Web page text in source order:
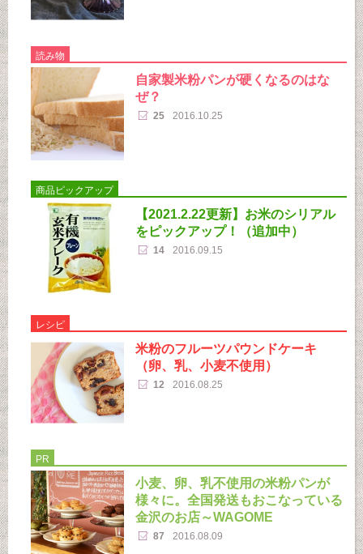
読み物
自家製米粉パンが硬くなるのはな
ぜ？
25 2016.10.25
商品ピックアップ
【2021.2.22更新】お米のシリアル
をピックアップ！（追加中）
14 2016.09.15
レシピ
米粉のフルーツパウンドケーキ
（卵、乳、小麦不使用）
12 2016.08.25
PR
小麦、卵、乳不使用の米粉パンが
様々に。全国発送もおこなっている
金沢のお店～WAGOME
87 2016.08.09